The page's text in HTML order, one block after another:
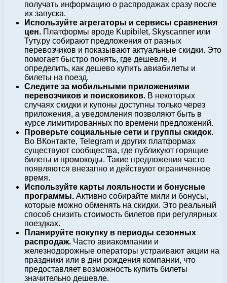
получать информацию о распродажах сразу после
их запуска.
Используйте агрегаторы и сервисы сравнения
цен. Платформы вроде Kupibilet, Skyscanner или
Туту.ру собирают предложения от разных
перевозчиков и показывают актуальные скидки. Это
помогает быстро понять, где дешевле, и
определить, как дешево купить авиабилеты и
билеты на поезд.
Следите за мобильными приложениями
перевозчиков и поисковиков. В некоторых
случаях скидки и купоны доступны только через
приложения, а уведомления позволяют быть в
курсе лимитированных по времени предложений.
Проверьте социальные сети и группы скидок.
Во ВКонтакте, Telegram и других платформах
существуют сообщества, где публикуют горящие
билеты и промокоды. Такие предложения часто
появляются внезапно и действуют ограниченное
время.
Используйте карты лояльности и бонусные
программы. Активно собирайте мили и бонусы,
которые можно обменять на скидки. Это реальный
способ снизить стоимость билетов при регулярных
поездках.
Планируйте покупку в периоды сезонных
распродаж. Часто авиакомпании и
железнодорожные операторы устраивают акции на
праздники или в дни рождения компании, что
предоставляет возможность купить билеты
значительно дешевле.